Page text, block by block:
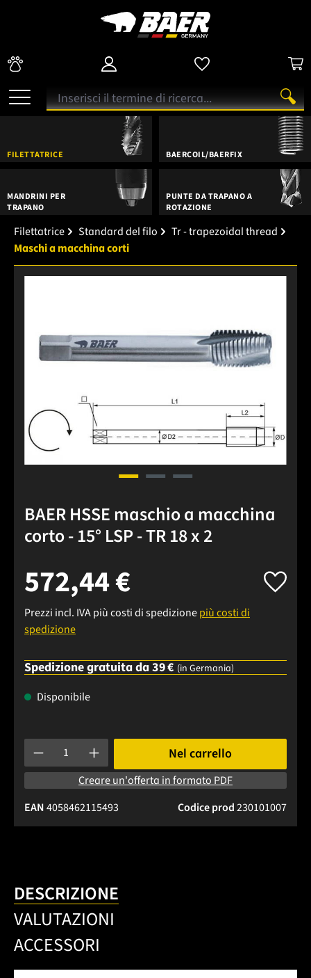
FILETTATRICE BAERCOIL/BAERFIX
MANDRINI PER
TRAPANO
PUNTE DA TRAPANO A
ROTAZIONE
Filettatrice Standard del filo
Tr - trapezoidal thread
Maschi a macchina corti
BAER HSSE maschio a macchina
corto - 15° LSP - TR 18 x 2
572,44 €
Prezzi incl. IVA più costi di spedizionepiù costi di
spedizione
Spedizione gratuita da 39 € (in Germania)
Disponibile
Quantità del prodotto: inserisci la quantità desiderata o
Nel carrello
Creare un'offerta in formato PDF
Codice prod230101007
EAN4058462115493
DESCRIZIONE
VALUTAZIONI
ACCESSORI